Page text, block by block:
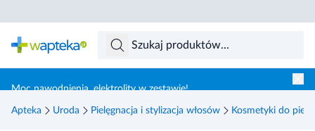
Moc nawodnienia, elektrolity w zestawie!
Apteka Uroda Pielęgnacja i stylizacja włosów Kosmetyki do